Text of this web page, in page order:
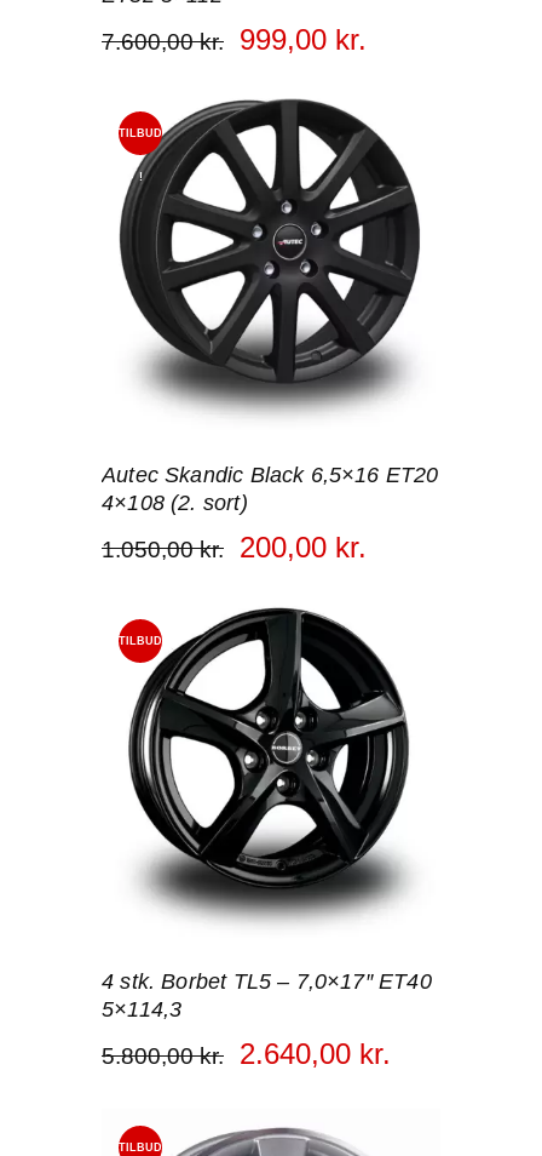
7.600,00 kr. 999,00 kr.
TILBUD
!
Autec Skandic Black 6,5×16 ET20
4×108 (2. sort)
1.050,00 kr. 200,00 kr.
TILBUD
4 stk. Borbet TL5 – 7,0×17″ ET40
5×114,3
5.800,00 kr. 2.640,00 kr.
TILBUD